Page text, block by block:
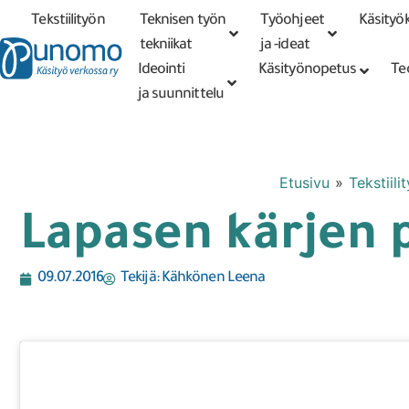
Tarkennettu
Tekstiilityön
tekniikat
Teknisen työn
tekniikat
Työohjeet
ja -ideat
Ideointi
ja suunnittelu
Käsityönopetus
Etusivu »
Lapasen kärjen
09.07.2016 Tekijä:Kähkönen Leena